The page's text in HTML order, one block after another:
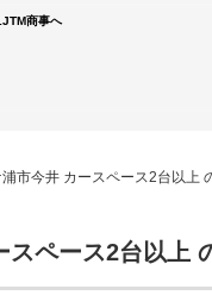
商事へ
市今井 カースペース2台以上
ペース2台以上